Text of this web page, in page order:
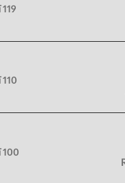
119 آهنگ
110 آهنگ
100 آهنگ